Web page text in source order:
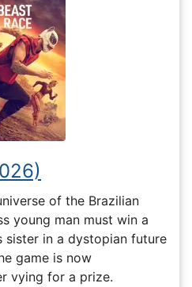
of the Brazilian
young man must win a
sister in a dystopian future
game is now
vying for a prize.